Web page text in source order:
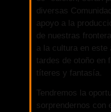
diversas
apoyo a la
de nuestras
a la cultura en este
tardes de otoño en
títeres y fantasía.
Tendremos la
sorprendernos con